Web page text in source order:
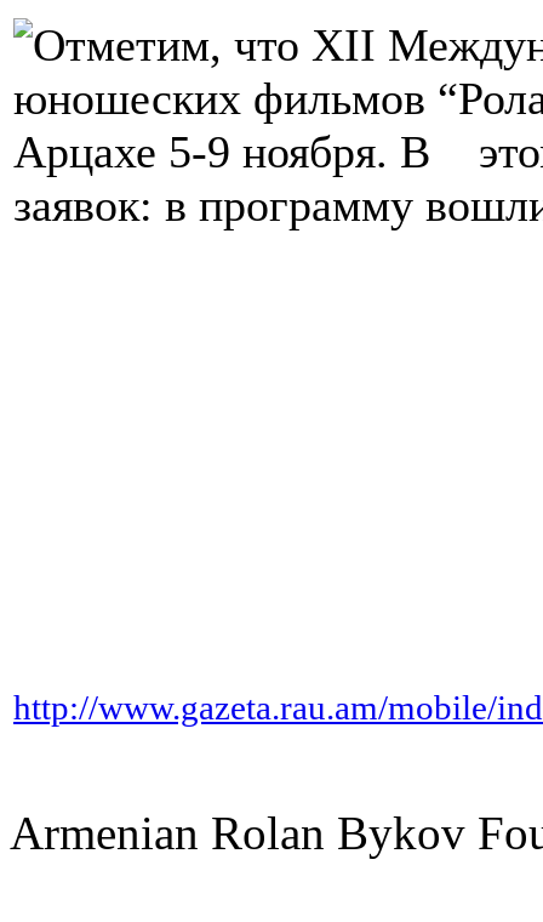
Отметим, что XII
юношеских фильмов
Арцахе 5-9 ноября. В
заявок: в программу
http://www.gazeta.rau.am/mobile/
Armenian Rolan Bykov